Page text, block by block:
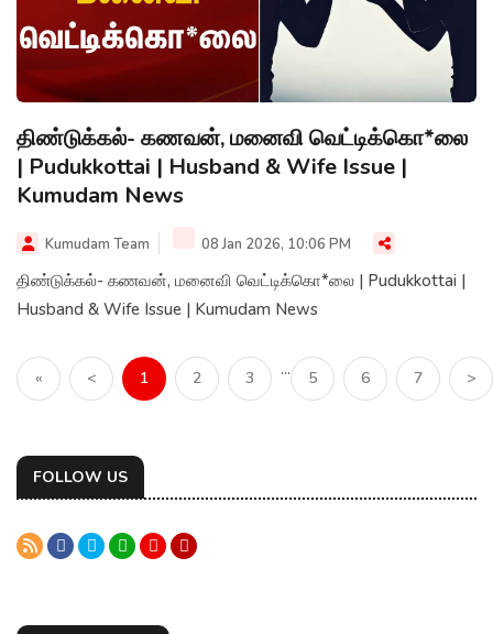
திண்டுக்கல்- கணவன், மனைவி வெட்டிக்கொ*லை
| Pudukkottai | Husband & Wife Issue |
Kumudam News
Kumudam Team 08 Jan 2026, 10:06 PM
திண்டுக்கல்- கணவன், மனைவி வெட்டிக்கொ*லை | Pudukkottai |
Husband & Wife Issue | Kumudam News
« < 1 2 3 ... 5 6 7 >
FOLLOW US